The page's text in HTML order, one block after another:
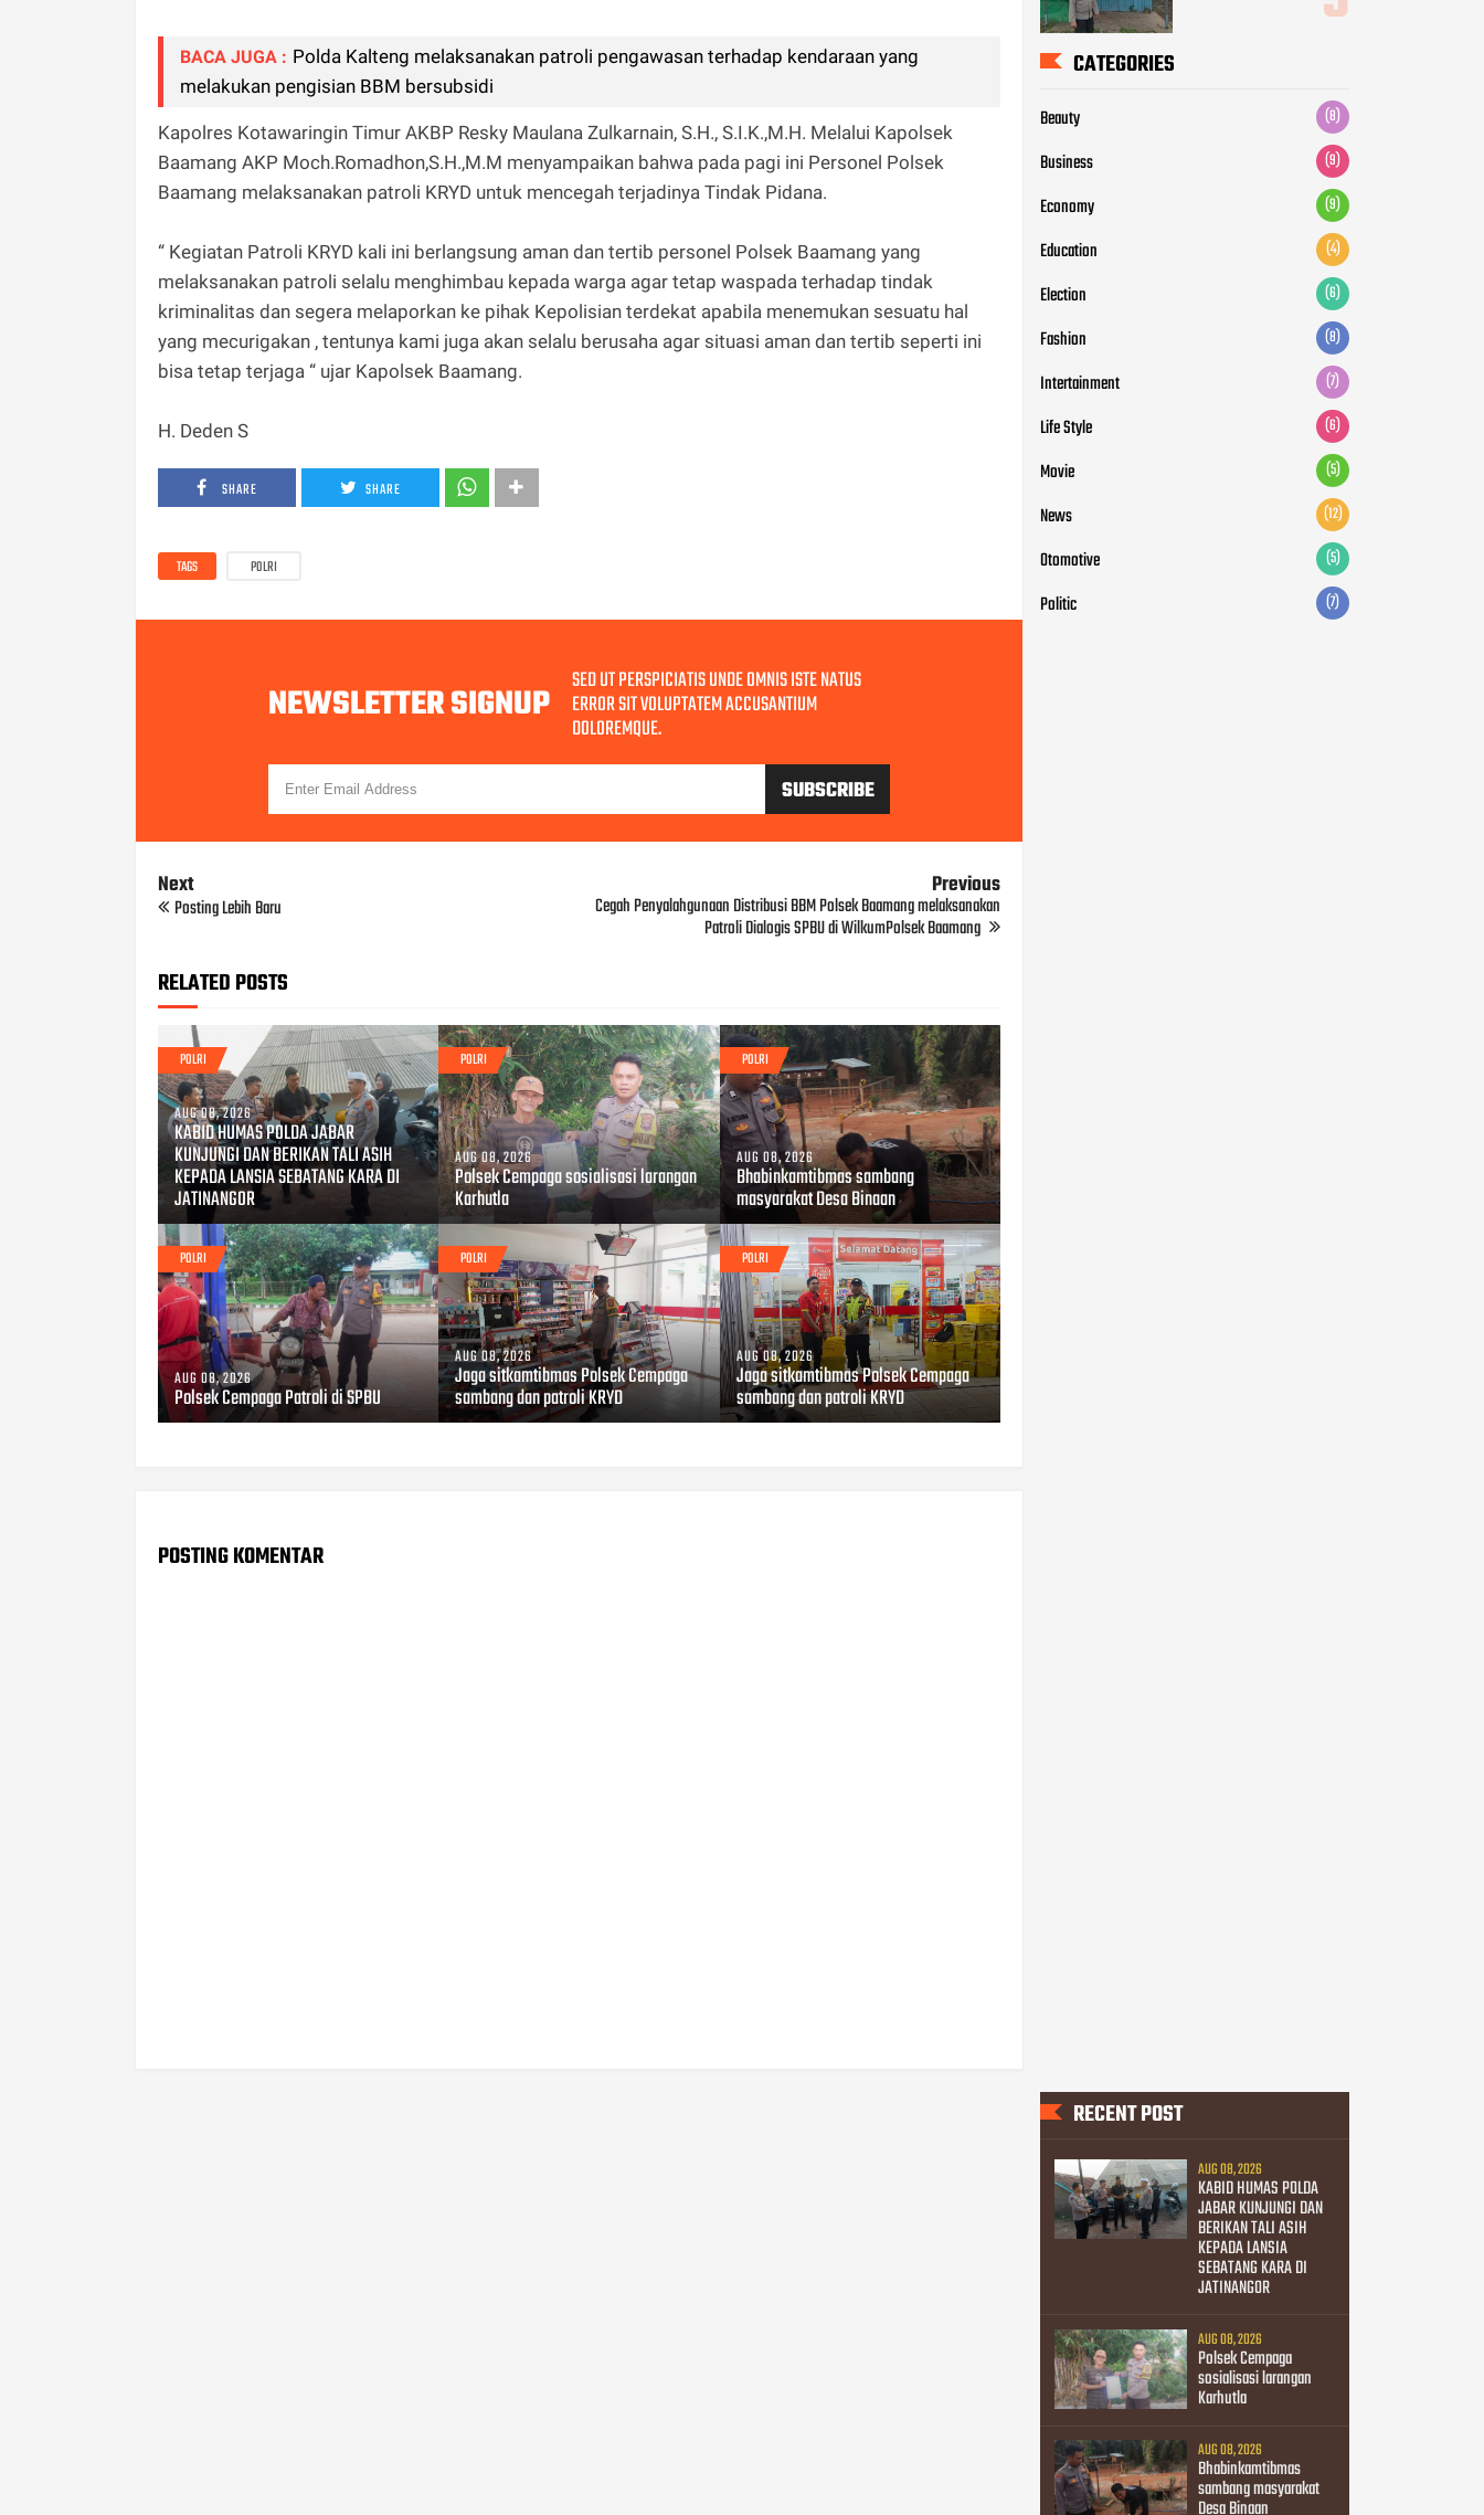
BACA JUGA : Polda Kalteng melaksanakan patroli pengawasan terhadap kendaraan yang
melakukan pengisian BBM bersubsidi
Kapolres Kotawaringin Timur AKBP Resky Maulana Zulkarnain, S.H., S.I.K.,M.H. Melalui Kapolsek
Baamang AKP Moch.Romadhon,S.H.,M.M menyampaikan bahwa pada pagi ini Personel Polsek
Baamang melaksanakan patroli KRYD untuk mencegah terjadinya Tindak Pidana.
“ Kegiatan Patroli KRYD kali ini berlangsung aman dan tertib personel Polsek Baamang yang
melaksanakan patroli selalu menghimbau kepada warga agar tetap waspada terhadap tindak
kriminalitas dan segera melaporkan ke pihak Kepolisian terdekat apabila menemukan sesuatu hal
yang mecurigakan , tentunya kami juga akan selalu berusaha agar situasi aman dan tertib seperti ini
bisa tetap terjaga “ ujar Kapolsek Baamang.
H. Deden S
SHARE SHARE
TAGS POLRI
NEWSLETTER SIGNUP SED UT PERSPICIATIS UNDE OMNIS ISTE NATUS
ERROR SIT VOLUPTATEM ACCUSANTIUM
DOLOREMQUE.
Next
Posting Lebih Baru
Previous
Cegah Penyalahgunaan Distribusi BBM Polsek Baamang melaksanakan
Patroli Dialogis SPBU di WilkumPolsek Baamang
RELATED POSTS
POLRI
AUG 08, 2026
KABID HUMAS POLDA JABAR
KUNJUNGI DAN BERIKAN TALI ASIH
KEPADA LANSIA SEBATANG KARA DI
JATINANGOR
POLRI
AUG 08, 2026
Polsek Cempaga sosialisasi larangan
Karhutla
POLRI
AUG 08, 2026
Bhabinkamtibmas sambang
masyarakat Desa Binaan
POLRI
AUG 08, 2026
Polsek Cempaga Patroli di SPBU
POLRI
AUG 08, 2026
Jaga sitkamtibmas Polsek Cempaga
sambang dan patroli KRYD
POLRI
AUG 08, 2026
Jaga sitkamtibmas Polsek Cempaga
sambang dan patroli KRYD
POSTING KOMENTAR
Economy (9)
Education
Election (6)
Fashion (8)
Intertainment (7)
Life Style (6)
Movie (5)
News (12)
Otomotive (5)
Politic (7)
RECENT POST
AUG 08, 2026
KABID HUMAS POLDA
JABAR KUNJUNGI DAN
BERIKAN TALI ASIH
KEPADA LANSIA
SEBATANG KARA DI
JATINANGOR
AUG 08, 2026
Polsek Cempaga
sosialisasi larangan
Karhutla
AUG 08, 2026
Bhabinkamtibmas
sambang masyarakat